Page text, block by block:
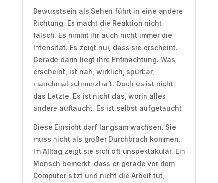
Bewusstsein als Sehen führt in eine andere
Richtung. Es macht die Reaktion nicht
falsch. Es nimmt ihr auch nicht immer die
Intensität. Es zeigt nur, dass sie erscheint.
Gerade darin liegt ihre Entmachtung. Was
erscheint, ist nah, wirklich, spürbar,
manchmal schmerzhaft. Doch es ist nicht
das Letzte. Es ist nicht das, worin alles
andere auftaucht. Es ist selbst aufgetaucht.
Diese Einsicht darf langsam wachsen. Sie
muss nicht als großer Durchbruch kommen.
Im Alltag zeigt sie sich oft unspektakulär. Ein
Mensch bemerkt, dass er gerade vor dem
Computer sitzt und nicht die Arbeit tut,